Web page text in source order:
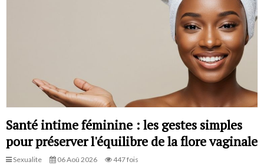
Santé intime féminine : les gestes simples
pour préserver l'équilibre de la flore vaginale
Sexualite 06 Aoû 2026 447 fois